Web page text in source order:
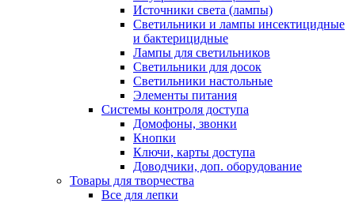
Источники света (лампы)
Светильники и лампы инсектицидные
и бактерицидные
Лампы для светильников
Светильники для досок
Светильники настольные
Элементы питания
Системы контроля доступа
Домофоны, звонки
Кнопки
Ключи, карты доступа
Доводчики, доп. оборудование
Товары для творчества
Все для лепки